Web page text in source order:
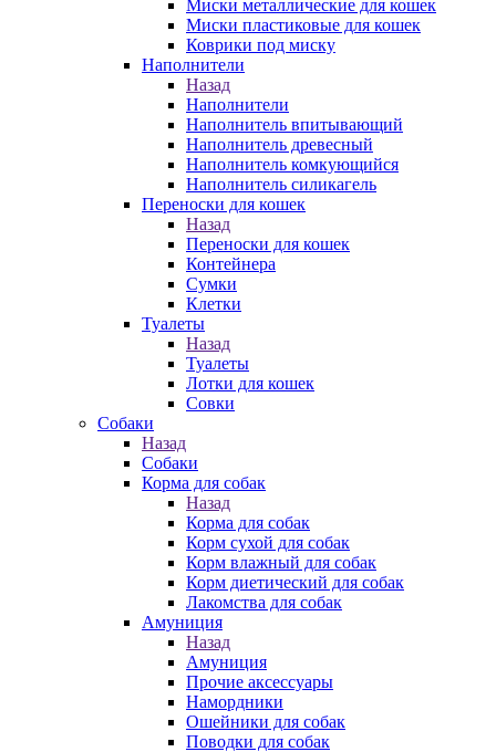
Миски металлические для кошек
Миски пластиковые для кошек
Коврики под миску
Наполнители
Назад
Наполнители
Наполнитель впитывающий
Наполнитель древесный
Наполнитель комкующийся
Наполнитель силикагель
Переноски для кошек
Назад
Переноски для кошек
Контейнера
Сумки
Клетки
Туалеты
Назад
Туалеты
Лотки для кошек
Совки
Собаки
Назад
Собаки
Корма для собак
Назад
Корма для собак
Корм сухой для собак
Корм влажный для собак
Корм диетический для собак
Лакомства для собак
Амуниция
Назад
Амуниция
Прочие аксессуары
Намордники
Ошейники для собак
Поводки для собак